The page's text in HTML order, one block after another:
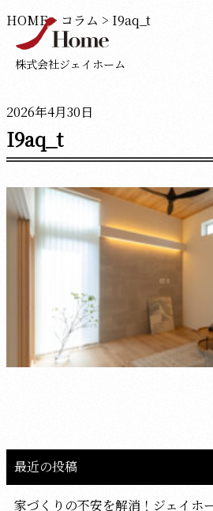
株式会社ジェイホーム
HOME> コラム > I9aq_t
2026年4月30日
I9aq_t
最近の投稿
家づくりの不安を解消！ジェイホ